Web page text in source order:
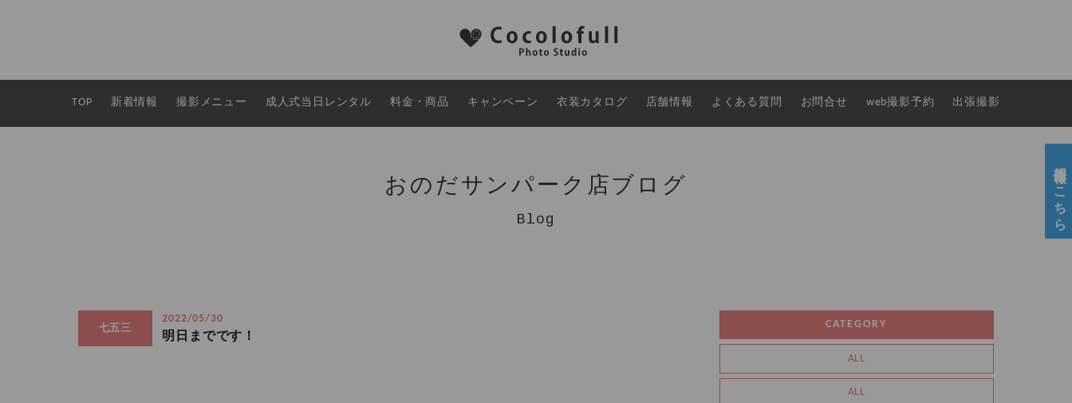
TOP 新着情報 撮影メニュー 成人式当日レンタル 料金・商品 キャンペーン 衣装カタログ 店舗情報 よくある質問 お問合せ web撮影予約 出張撮影
おのだサンパーク店ブログ
Blog
七五三
2022/05/30
明日までです！
CATEGORY
ALL
ALL
採用情報はこちら